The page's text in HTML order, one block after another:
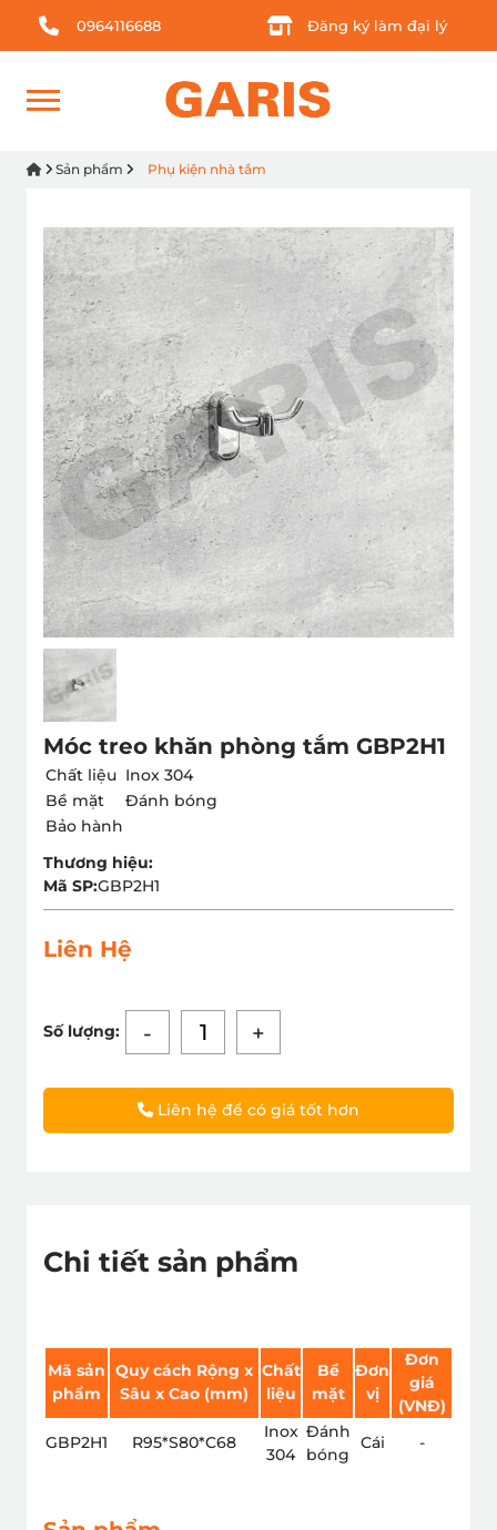
0964116688 Đăng ký làm đại lý
Sản phẩm Phụ kiện nhà tắm
Móc treo khăn phòng tắm GBP2H1
Chất liệu Inox 304
Bề mặt
Đánh bóng
Bảo hành
Thương hiệu:
Mã SP:GBP2H1
Liên Hệ
Số lượng: - +
Liên hệ để có giá tốt hơn
Chi tiết sản phẩm
Mã sản
phẩm
Quy cách Rộng x
Sâu x Cao (mm)
Chất
liệu
Bề
mặt
Đơn
vị
Đơn
giá
(VNÐ)
GBP2H1
R95*S80*C68
Inox
304
Đánh
bóng
Cái -